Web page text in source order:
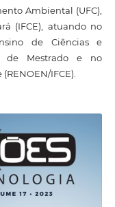
Ambiental (UFC),
(IFCE), atuando no
de Ciências e
de Mestrado e no
IFCE).